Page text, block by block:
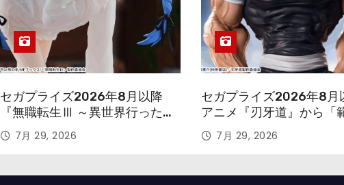
セガプライズ2026年8月以降
『無職転生Ⅲ ～異世界行ったら
本気だす～』から「ロキシー」
のフィギュアが登場！
7月 29, 2026
セガプライズ2026年8月
アニメ『刃牙道』から「
次郎」が登場ッッ!!
7月 29, 2026